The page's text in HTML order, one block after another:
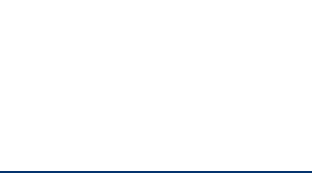
Régie publicitaire